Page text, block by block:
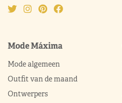
Mode Máxima
Mode algemeen
Outfit van de maand
Ontwerpers